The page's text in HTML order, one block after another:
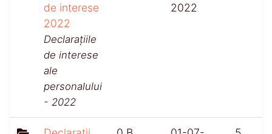
de interese
2022
Declarațiile
de interese
ale
personalului
- 2022
2022